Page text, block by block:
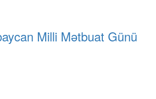
Milli Mətbuat Günü